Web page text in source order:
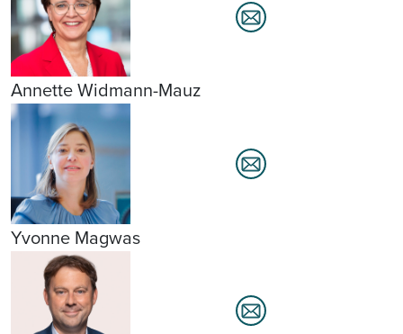
Annette Widmann-Mauz
Yvonne Magwas